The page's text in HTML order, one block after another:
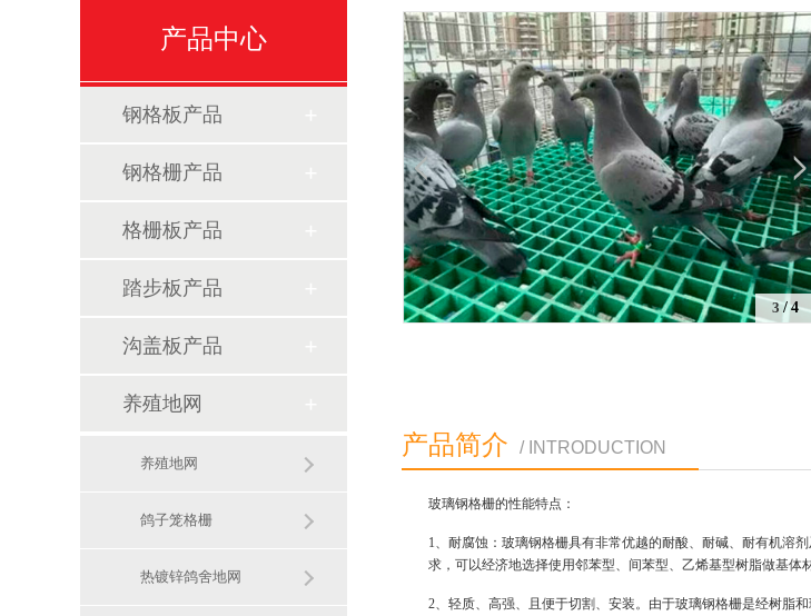
4/4
产品简介 / INTRODUCTION
玻璃钢格栅的性能特点：
1、耐腐蚀：玻璃钢格栅具有非常优越的耐酸、耐碱、耐有机溶
求，可以经济地选择使用邻苯型、间苯型、乙烯基型树脂做基体材
2、轻质、高强、且便于切割、安装。由于玻璃钢格栅是经树脂
产品中心
钢格板产品
钢格栅产品
格栅板产品
踏步板产品
沟盖板产品
养殖地网
养殖地网
鸽子笼格栅
热镀锌鸽舍地网